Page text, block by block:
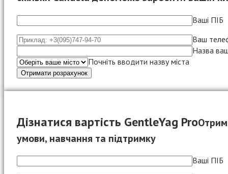
Ваші ПІБ
Ваш
Назва
Почніть вводити назву міста
Дізнатися вартість GentleYag Pro
умови, навчання та підтримку
Ваші ПІБ